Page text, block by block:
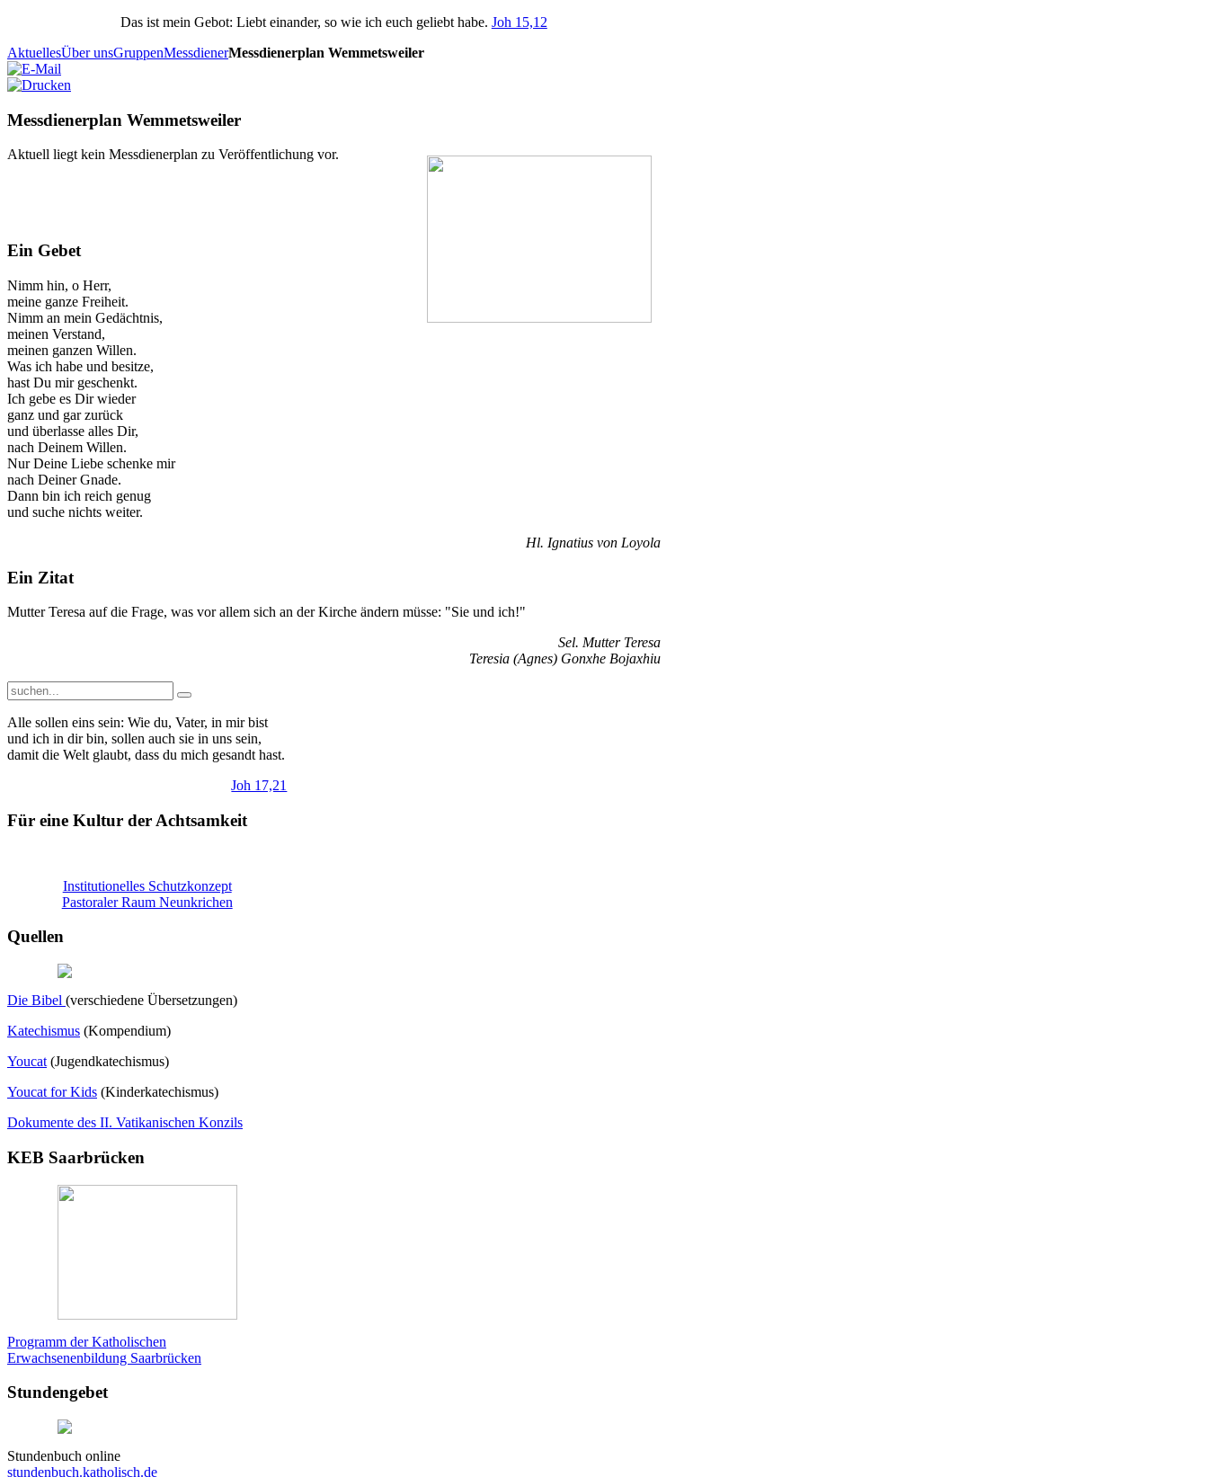
Das ist mein Gebot: Liebt einander, so wie ich euch geliebt habe. Joh 15,12
AktuellesÜber unsGruppenMessdienerMessdienerplan Wemmetsweiler
Messdienerplan Wemmetsweiler
Aktuell liegt kein Messdienerplan zu Veröffentlichung vor.
Ein Gebet
Nimm hin, o Herr,
meine ganze Freiheit.
Nimm an mein Gedächtnis,
meinen Verstand,
meinen ganzen Willen.
Was ich habe und besitze,
hast Du mir geschenkt.
Ich gebe es Dir wieder
ganz und gar zurück
und überlasse alles Dir,
nach Deinem Willen.
Nur Deine Liebe schenke mir
nach Deiner Gnade.
Dann bin ich reich genug
und suche nichts weiter.
Hl. Ignatius von Loyola
Ein Zitat
Mutter Teresa auf die Frage, was vor allem sich an der Kirche ändern müsse: "Sie und ich!"
Sel. Mutter Teresa
Teresia (Agnes) Gonxhe Bojaxhiu
Alle sollen eins sein: Wie du, Vater, in mir bist
und ich in dir bin, sollen auch sie in uns sein,
damit die Welt glaubt, dass du mich gesandt hast.
Joh 17,21
Für eine Kultur der Achtsamkeit
Institutionelles Schutzkonzept
Pastoraler Raum Neunkrichen
Quellen
Die Bibel (verschiedene Übersetzungen)
Katechismus (Kompendium)
Youcat (Jugendkatechismus)
Youcat for Kids (Kinderkatechismus)
Dokumente des II. Vatikanischen Konzils
KEB Saarbrücken
Programm der Katholischen
Erwachsenenbildung Saarbrücken
Stundengebet
Stundenbuch online
stundenbuch.katholisch.de